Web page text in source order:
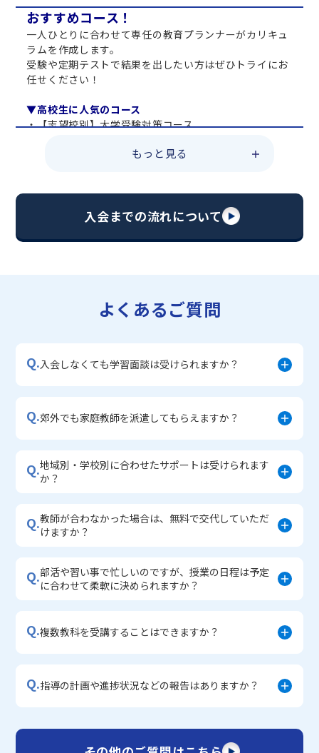
おすすめコース！
一人ひとりに合わせて専任の教育プランナーがカリキュ
ラムを作成します。
受験や定期テストで結果を出したい方はぜひトライにお
任せください！
▼高校生に人気のコース
・【志望校別】大学受験対策コース
・総合型選抜直前対策コース
・【志望校別】公立・私立高校受験対策コース
・宿題サポートコース
・学習習慣定着コース
もっと見る
入会までの流れについて
よくあるご質問
Q.入会しなくても学習面談は受けられますか？
Q.郊外でも家庭教師を派遣してもらえますか？
Q.地域別・学校別に合わせたサポートは受けられます
か？
Q.教師が合わなかった場合は、無料で交代していただ
けますか？
Q.部活や習い事で忙しいのですが、授業の日程は予定
に合わせて柔軟に決められますか？
Q.複数教科を受講することはできますか？
Q.指導の計画や進捗状況などの報告はありますか？